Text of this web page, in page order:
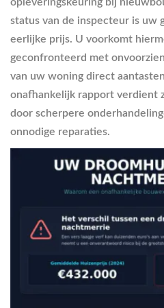
status van de inspecteur is uw
eerlijke prijs. U voorkomt
geconfronteerd met
van uw woning direct
onafhankelijk rapport verdient
door scherpere
onnodige reparaties.